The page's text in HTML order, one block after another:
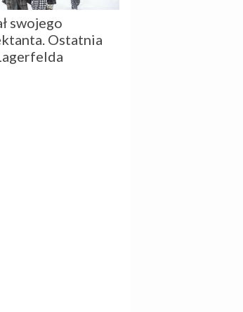
swojego
Ostatnia